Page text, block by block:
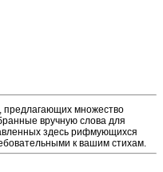
предлагающих множество
вручную слова для
здесь рифмующихся
к вашим стихам.